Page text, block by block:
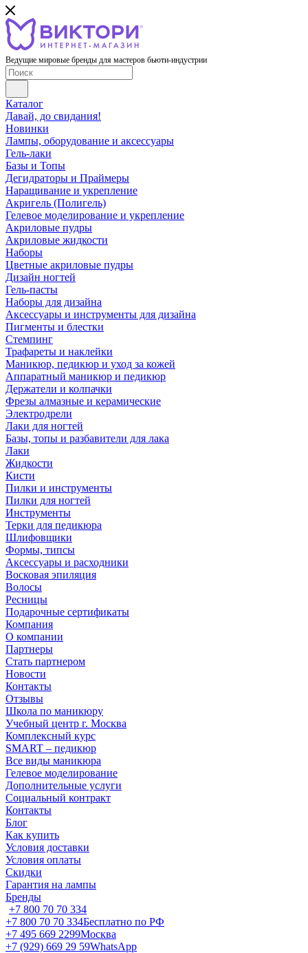
Ведущие мировые бренды для мастеров бьюти-индустрии
Каталог
Давай, до свидания!
Новинки
Лампы, оборудование и аксессуары
Гель-лаки
Базы и Топы
Дегидраторы и Праймеры
Наращивание и укрепление
Акригель (Полигель)
Гелевое моделирование и укрепление
Акриловые пудры
Акриловые жидкости
Наборы
Цветные акриловые пудры
Дизайн ногтей
Гель-пасты
Наборы для дизайна
Аксессуары и инструменты для дизайна
Пигменты и блестки
Стемпинг
Трафареты и наклейки
Маникюр, педикюр и уход за кожей
Аппаратный маникюр и педикюр
Держатели и колпачки
Фрезы алмазные и керамические
Электродрели
Лаки для ногтей
Базы, топы и разбавители для лака
Лаки
Жидкости
Кисти
Пилки и инструменты
Пилки для ногтей
Инструменты
Терки для педикюра
Шлифовщики
Формы, типсы
Аксессуары и расходники
Восковая эпиляция
Волосы
Ресницы
Подарочные сертификаты
Компания
О компании
Партнеры
Стать партнером
Новости
Контакты
Отзывы
Школа по маникюру
Учебный центр г. Москва
Комплексный курс
SMART – педикюр
Все виды маникюра
Гелевое моделирование
Дополнительные услуги
Социальный контракт
Контакты
Блог
Как купить
Условия доставки
Условия оплаты
Скидки
Гарантия на лампы
Бренды
+7 800 70 70 334
+7 800 70 70 334Бесплатно по РФ
+7 495 669 2299Москва
+7 (929) 669 29 59WhatsApp